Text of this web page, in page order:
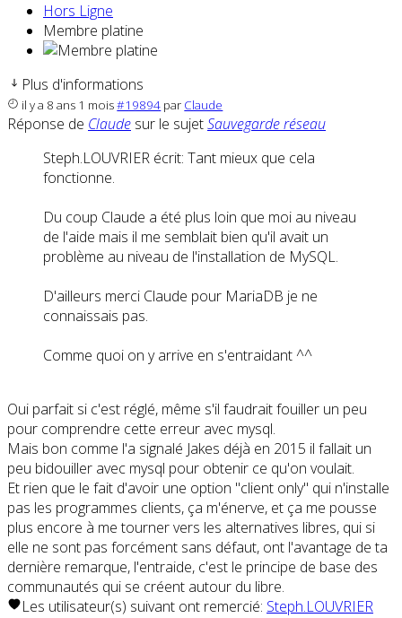
Hors Ligne
Membre platine
Plus d'informations
il y a 8 ans 1 mois#19894 par Claude
Réponse de Claude sur le sujetSauvegarde réseau
Steph.LOUVRIER écrit: Tant mieux que cela
fonctionne.
Du coup Claude a été plus loin que moi au niveau
de l'aide mais il me semblait bien qu'il avait un
problème au niveau de l'installation de MySQL.
D'ailleurs merci Claude pour MariaDB je ne
connaissais pas.
Comme quoi on y arrive en s'entraidant ^^
Oui parfait si c'est réglé, même s'il faudrait fouiller un peu
pour comprendre cette erreur avec mysql.
Mais bon comme l'a signalé Jakes déjà en 2015 il fallait un
peu bidouiller avec mysql pour obtenir ce qu'on voulait.
Et rien que le fait d'avoir une option "client only" qui n'installe
pas les programmes clients, ça m'énerve, et ça me pousse
plus encore à me tourner vers les alternatives libres, qui si
elle ne sont pas forcément sans défaut, ont l'avantage de ta
dernière remarque, l'entraide, c'est le principe de base des
communautés qui se créent autour du libre.
Les utilisateur(s) suivant ont remercié: Steph.LOUVRIER